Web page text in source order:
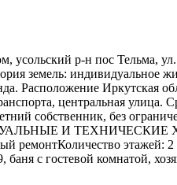
усольский р-н пос Тельма,
земель:
Расположение
центральная улица.
собственник, без
И ТЕХНИЧЕСКИЕ
ремонтКоличество
с гостевой комнатой,